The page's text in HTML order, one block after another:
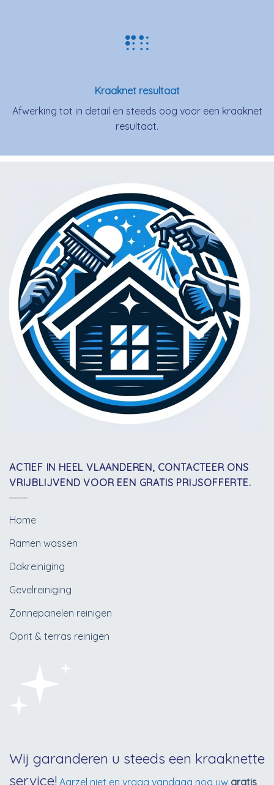
Kraaknet resultaat
Afwerking tot in detail en steeds oog voor een kraaknet
resultaat.
ACTIEF IN HEEL VLAANDEREN, CONTACTEER ONS
VRIJBLIJVEND VOOR EEN GRATIS PRIJSOFFERTE.
Home
Ramen wassen
Dakreiniging
Gevelreiniging
Zonnepanelen reinigen
Oprit & terras reinigen
Wij garanderen u steeds een kraaknette
service! Aarzel niet en vraag vandaag nog uw gratis